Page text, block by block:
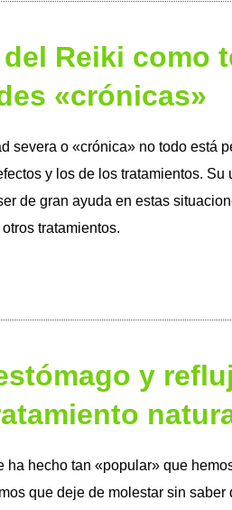
Reiki como
«crónicas»
severa o «crónica» no todo está
y los de los tratamientos. Su
de gran ayuda en estas
tratamientos.
y
ha hecho tan «popular» que
que deje de molestar sin saber